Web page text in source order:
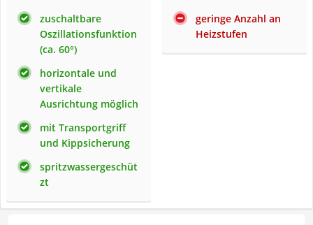
zuschaltbare
Oszillationsfunktion
(ca. 60°)
horizontale und
vertikale
Ausrichtung möglich
mit Transportgriff
und Kippsicherung
spritzwassergeschüt
zt
geringe Anzahl an
Heizstufen